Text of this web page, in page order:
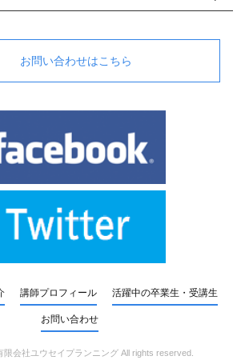
お問い合わせはこちら
講師プロフィール 活躍中の卒業生・受講生
お問い合わせ
限会社ユウセイプランニングAll rights reserved.